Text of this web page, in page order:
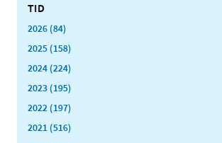
TID
2026 (84)
2025 (158)
2024 (224)
2023 (195)
2022 (197)
2021 (516)